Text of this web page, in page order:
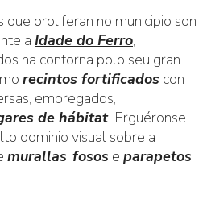
que proliferan no municipio son
a Idade do Ferro,
na contorna polo seu gran
recintos fortificados con
empregados,
de hábitat. Erguéronse
dominio visual sobre a
murallas, fosos e parapetos